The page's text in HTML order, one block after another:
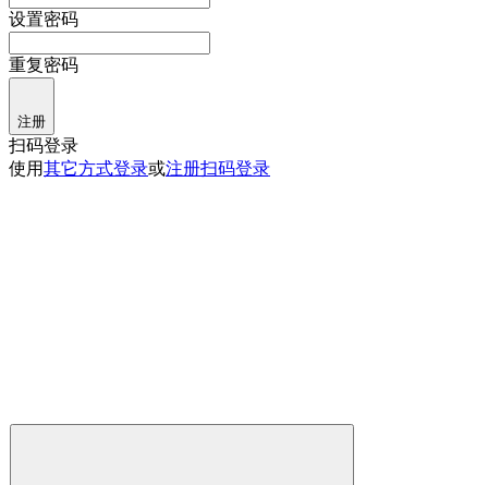
设置密码
重复密码
注册
扫码登录
使用其它方式登录或注册扫码登录